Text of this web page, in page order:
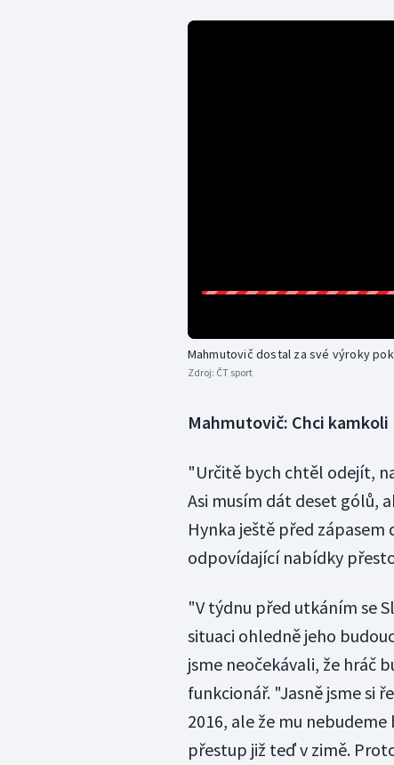
Mahmutovič dostal za své výroky
Zdroj: ČT sport
Mahmutovič: Chci kamkoli
"Určitě bych chtěl odejít,
Asi musím dát deset gólů,
Hynka ještě před
odpovídající nabídky
"V týdnu před utkáním se
situaci ohledně jeho
jsme neočekávali, že hráč
funkcionář. "Jasně jsme si
2016, ale že mu
přestup již teď v zimě.